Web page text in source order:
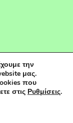
by
την
μας.
που
στις Ρυθμίσεις.